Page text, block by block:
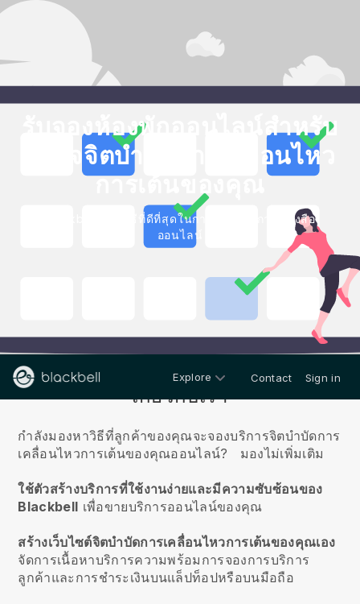
รับจองห้องพักออนไลน์สำหรับ
ธุรกิจจิตบำบัดการเคลื่อนไหว
การเต้นของคุณ
Blackbell เป็นวิธีที่ดีที่สุดในการสร้างบริการหนังสือ
ออนไลน์
Explore Contact Sign in
เกี่ยวกับเรา
กำลังมองหาวิธีที่ลูกค้าของคุณจะจองบริการจิตบำบัดการ
เคลื่อนไหวการเต้นของคุณออนไลน์?
มองไม่เพิ่มเติม
ใช้ตัวสร้างบริการที่ใช้งานง่ายและมีความซับซ้อนของ
Blackbell เพื่อขายบริการออนไลน์ของคุณ
สร้างเว็บไซต์จิตบำบัดการเคลื่อนไหวการเต้นของคุณเอง
จัดการเนื้อหาบริการความพร้อมการจองการบริการ
ลูกค้าและการชำระเงินบนแล็ปท็อปหรือบนมือถือ